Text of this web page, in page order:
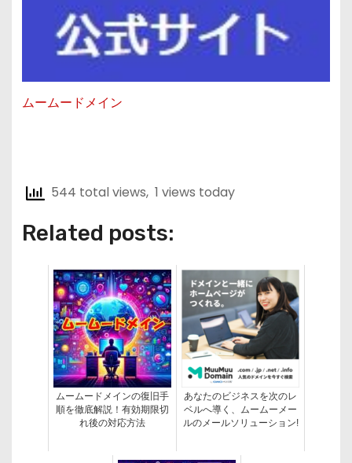
ムームードメイン
544 total views, 1 views today
Related posts:
ムームードメインの復旧手
順を徹底解説！有効期限切
れ後の対応方法
あなたのビジネスを次のレ
ベルへ導く、ムームーメー
ルのメールソリューション!